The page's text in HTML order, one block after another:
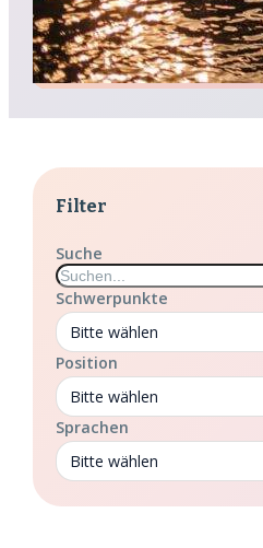
Filter
Suche
Schwerpunkte
Bitte wählen
Position
Bitte wählen
Sprachen
Bitte wählen